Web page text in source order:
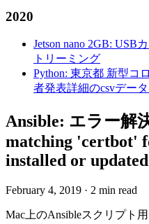
2020
Jetson nano 2GB: USB
トリーミング
Python: 東京都 新型コ
者発表詳細のcsvデー
Ansible: エラー解
matching 'certbot'
installed or updated
February 4, 2019 · 2 min read
Mac上のAnsibleスクリプト